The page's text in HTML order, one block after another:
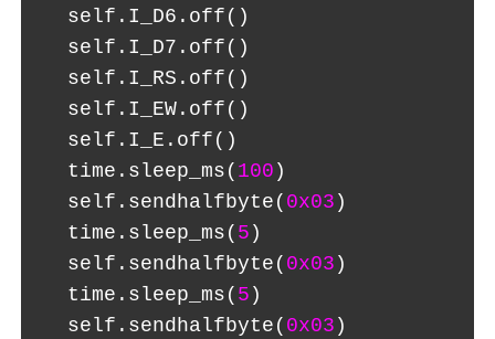
  self.I_D6.off()
  self.I_D7.off()
  self.I_RS.off()
  self.I_EW.off()
  self.I_E.off()
  time.sleep_ms(
100 )
  self.sendhalfbyte(
0x03 )
  time.sleep_ms(
5 )
  self.sendhalfbyte(
0x03 )
  time.sleep_ms(
5 )
  self.sendhalfbyte(
0x03 )